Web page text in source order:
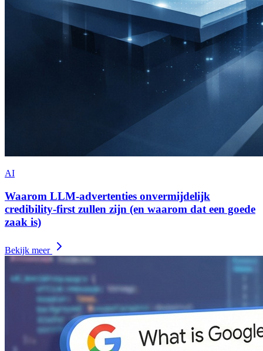
AI
Waarom LLM-advertenties onvermijdelijk
credibility-first zullen zijn (en waarom dat een goede
zaak is)
Bekijk meer